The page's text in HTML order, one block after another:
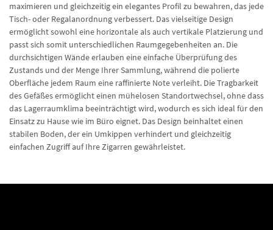
maximieren und gleichzeitig ein elegantes Profil zu bewahren, das jede
Tisch- oder Regalanordnung verbessert. Das vielseitige Design
ermöglicht sowohl eine horizontale als auch vertikale Platzierung und
passt sich somit unterschiedlichen Raumgegebenheiten an. Die
durchsichtigen Wände erlauben eine einfache Überprüfung des
Zustands und der Menge Ihrer Sammlung, während die polierte
Oberfläche jedem Raum eine raffinierte Note verleiht. Die Tragbarkeit
des Gefäßes ermöglicht einen mühelosen Standortwechsel, ohne dass
das Lagerraumklima beeinträchtigt wird, wodurch es sich ideal für den
Einsatz zu Hause wie im Büro eignet. Das Design beinhaltet einen
stabilen Boden, der ein Umkippen verhindert und gleichzeitig
einfachen Zugriff auf Ihre Zigarren gewährleistet.